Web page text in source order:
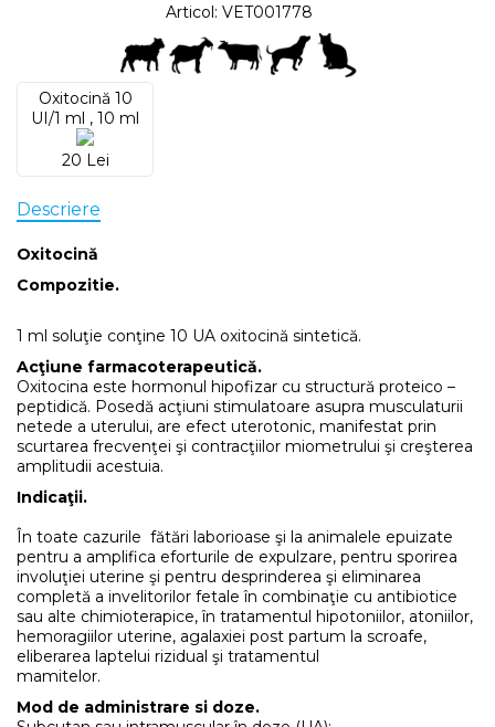
Articol: VET001778
Oxitocină 10
UI/1 ml , 10 ml
20 Lei
Descriere
Oxitocină
Compozitie.
1 ml soluţie conţine 10 UA oxitocină sintetică.
Acţiune farmacoterapeutică.
Oxitocina este hormonul hipofizar cu structură proteico –
peptidică. Posedă acţiuni stimulatoare asupra musculaturii
netede a uterului, are efect uterotonic, manifestat prin
scurtarea frecvenţei şi contracţiilor miometrului şi creşterea
amplitudii acestuia.
Indicaţii.
În toate cazurile fătări laborioase şi la animalele epuizate
pentru a amplifica eforturile de expulzare, pentru sporirea
involuţiei uterine şi pentru desprinderea şi eliminarea
completă a invelitorilor fetale în combinaţie cu antibiotice
sau alte chimioterapice, în tratamentul hipotoniilor, atoniilor,
hemoragiilor uterine, agalaxiei post partum la scroafe,
eliberarea laptelui rizidual şi tratamentul
Mod de administrare si doze.